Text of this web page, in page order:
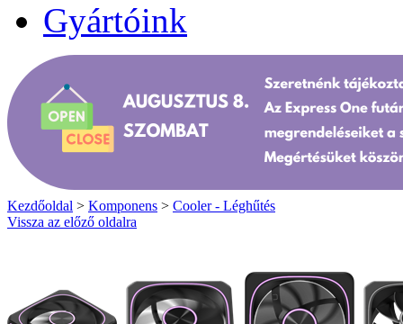
Gyártóink
Kezdőoldal > Komponens > Cooler - Léghűtés
Vissza az előző oldalra